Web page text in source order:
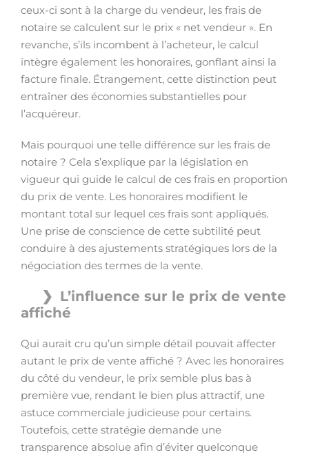
ceux-ci sont à la charge du vendeur, les frais de
notaire se calculent sur le prix « net vendeur ». En
revanche, s’ils incombent à l’acheteur, le calcul
intègre également les honoraires, gonflant ainsi la
facture finale. Étrangement, cette distinction peut
entraîner des économies substantielles pour
l’acquéreur.
Mais pourquoi une telle différence sur les frais de
notaire ? Cela s’explique par la législation en
vigueur qui guide le calcul de ces frais en proportion
du prix de vente. Les honoraires modifient le
montant total sur lequel ces frais sont appliqués.
Une prise de conscience de cette subtilité peut
conduire à des ajustements stratégiques lors de la
négociation des termes de la vente.
L’influence sur le prix de vente
affiché
Qui aurait cru qu’un simple détail pouvait affecter
autant le prix de vente affiché ? Avec les honoraires
du côté du vendeur, le prix semble plus bas à
première vue, rendant le bien plus attractif, une
astuce commerciale judicieuse pour certains.
Toutefois, cette stratégie demande une
transparence absolue afin d’éviter quelconque